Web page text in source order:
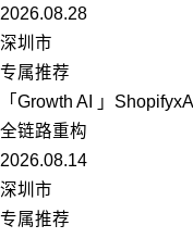
2026.08.28
深圳市
专属推荐
「Growth AI 」
全链路重构
2026.08.14
深圳市
专属推荐